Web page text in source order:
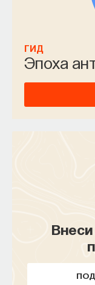
ГИД
Эпоха
Федерации до
Возникает
с
некритичное
познаний
на вопрос
суд, знающий
содержание
в последнем
Станислава
Федерации